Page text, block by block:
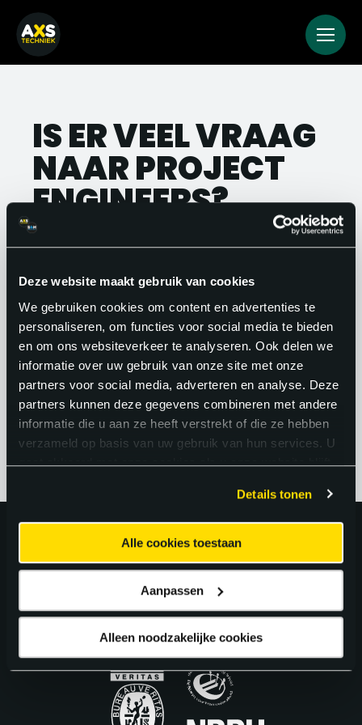
Deze website maakt gebruik van cookies
We gebruiken cookies om content en advertenties te
personaliseren, om functies voor social media te bieden
en om ons websiteverkeer te analyseren. Ook delen we
informatie over uw gebruik van onze site met onze
partners voor social media, adverteren en analyse. Deze
partners kunnen deze gegevens combineren met andere
informatie die u aan ze heeft verstrekt of die ze hebben
verzameld op basis van uw gebruik van hun services. U
gaat akkoord met onze cookies als u onze website blijft
Details tonen
Alle cookies toestaan
Aanpassen
Alleen noodzakelijke cookies
IS ER VEEL VRAAG
NAAR PROJECT
ENGINEERS?
Ja, de vraag is groot. In sectoren als
project engineers onmisbaar. Het
structurele tekort aan technisch
personeel maakt je positie op de
arbeidsmarkt sterk, met volop keuze in
werkgevers, sectoren en projecten.
Uitstekend!
uit 5 van163Google Reviews.